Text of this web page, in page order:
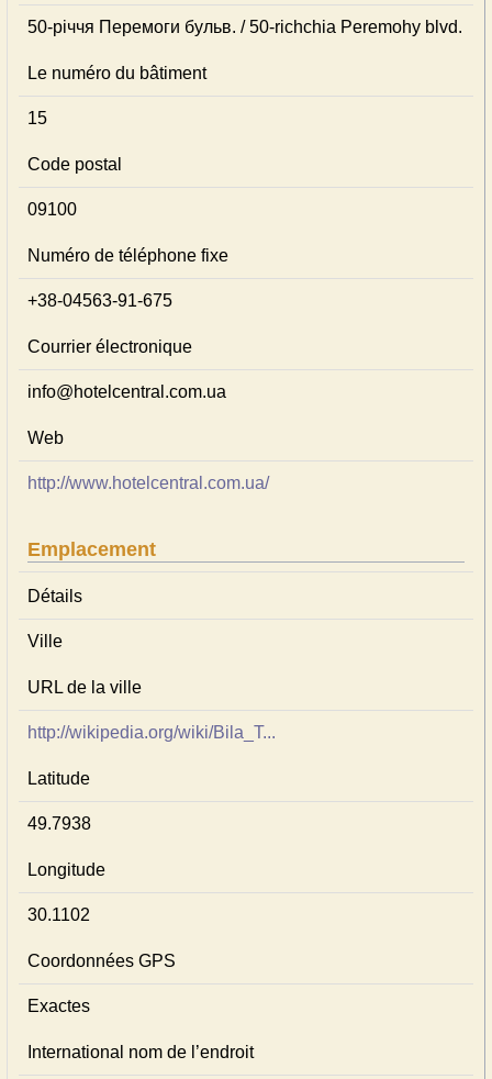
50-річчя Перемоги бульв. / 50-richchia Peremohy blvd.
Le numéro du bâtiment
15
Code postal
09100
Numéro de téléphone fixe
+38-04563-91-675
Courrier électronique
info@hotelcentral.com.ua
Web
http://www.hotelcentral.com.ua/
Emplacement
Détails
Ville
URL de la ville
http://wikipedia.org/wiki/Bila_T...
Latitude
49.7938
Longitude
30.1102
Coordonnées GPS
Exactes
International nom de l’endroit